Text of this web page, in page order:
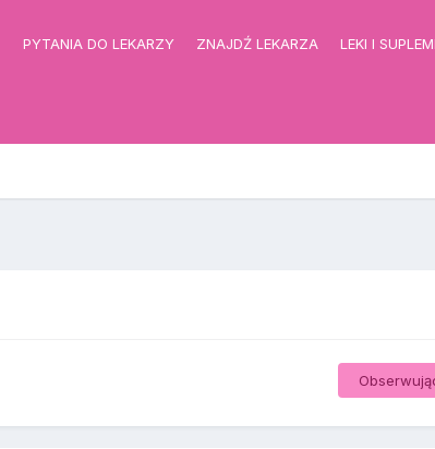
PYTANIA DO LEKARZY ZNAJDŹ LEKARZA LEKI I